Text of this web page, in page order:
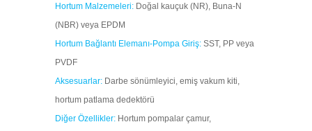
Hortum Malzemeleri: Doğal kauçuk (NR), Buna-N
(NBR) veya EPDM
Hortum Bağlantı Elemanı-Pompa Giriş: SST, PP veya
PVDF
Aksesuarlar: Darbe sönümleyici, emiş vakum kiti,
hortum patlama dedektörü
Diğer Özellikler: Hortum pompalar çamur,